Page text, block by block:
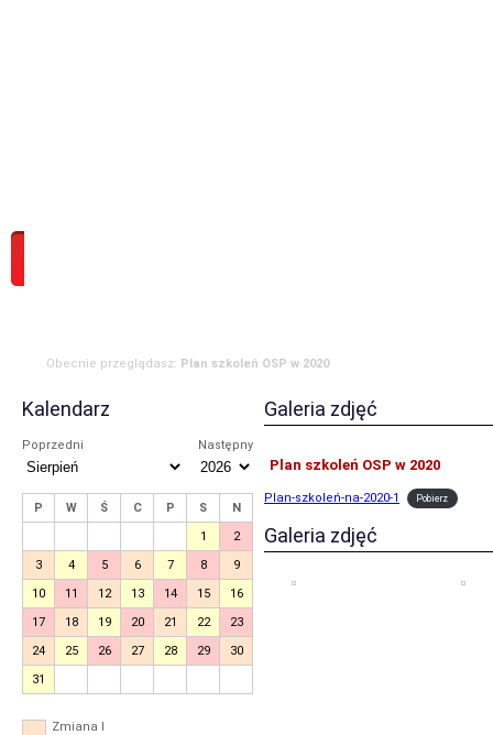
Obecnie przeglądasz: Plan szkoleń OSP w 2020
Kalendarz
Poprzedni Następny
P W Ś C P S
N
1
2
3
4 5 6 7 8
9
10
11 12 13 14 15
16
17
18 19 20 21 22
23
24
25 26 27 28 29
30
31
Zmiana I
Galeria zdjęć
Plan szkoleń OSP w 2020
Plan-szkoleń-na-2020-1 Pobierz
Galeria zdjęć